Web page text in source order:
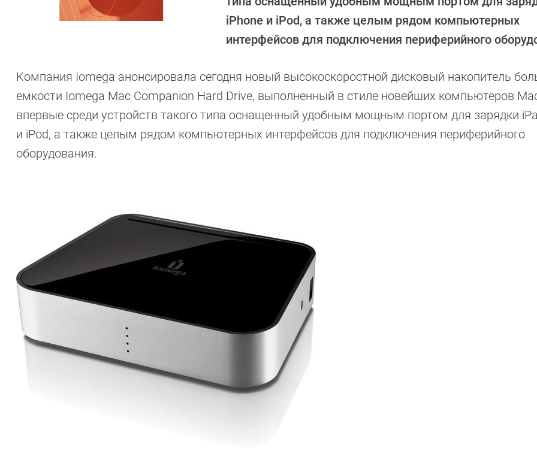
iPhone и iPod, а также целым рядом компьютерных
интерфейсов для подключения периферийного
Компания Iomega анонсировала сегодня новый высокоскоростной дисковый накопитель
емкости Iomega Mac Companion Hard Drive, выполненный в стиле новейших компьютеров
впервые среди устройств такого типа оснащенный удобным мощным портом для зарядки
и iPod, а также целым рядом компьютерных интерфейсов для подключения периферийного
оборудования.